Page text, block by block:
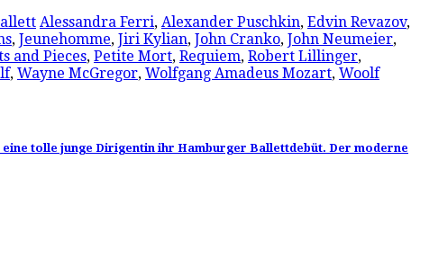
Alessandra Ferri, Alexander Puschkin, Edvin Revazov,
, Jeunehomme, Jiri Kylian, John Cranko, John Neumeier,
and Pieces, Petite Mort, Requiem, Robert Lillinger,
, Wayne McGregor, Wolfgang Amadeus Mozart, Woolf
tolle junge Dirigentin ihr Hamburger Ballettdebüt. Der moderne